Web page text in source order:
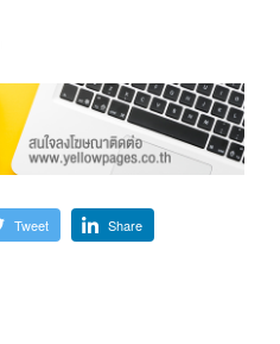
Tweet Share